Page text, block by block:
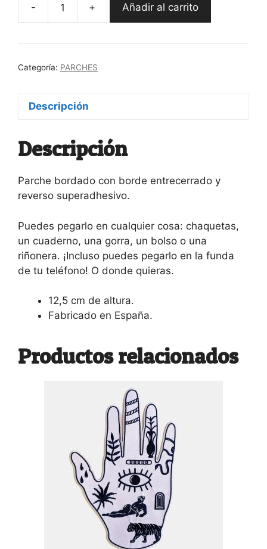
-
Parche
muy
+ Añadir al carrito
Categoría: PARCHES
Descripción
Descripción
Parche bordado con borde entrecerrado y
reverso superadhesivo.
Puedes pegarlo en cualquier cosa: chaquetas,
un cuaderno, una gorra, un bolso o una
riñonera. ¡Incluso puedes pegarlo en la funda
de tu teléfono! O donde quieras.
12,5 cm de altura.
Fabricado en España.
Productos relacionados